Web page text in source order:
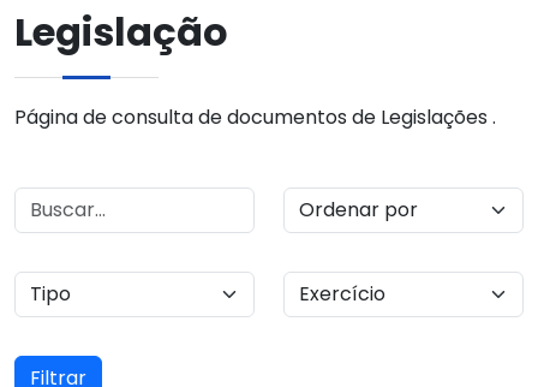
Legislação
Página de consulta de documentos de Legislações .
Filtrar